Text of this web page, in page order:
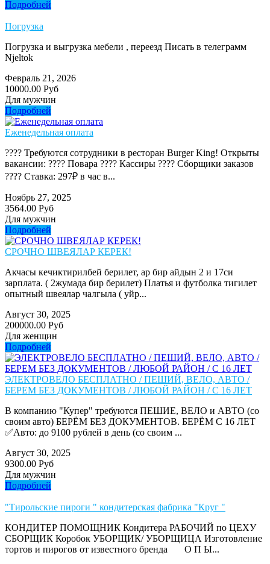
Подробней
Погрузка
Погрузка и выгрузка мебели , переезд Писать в телеграмм
Njeltok
Февраль 21, 2026
10000.00 Руб
Для мужчин
Подробней
Еженедельная оплата
???? Требуются сотрудники в ресторан Burger King! Открыты
вакансии: ???? Повара ???? Кассиры ???? Сборщики заказов
???? Ставка: 297₽ в час в...
Ноябрь 27, 2025
3564.00 Руб
Для мужчин
Подробней
СРОЧНО ШВЕЯЛАР КЕРЕК!
Акчасы кечиктирилбей берилет, ар бир айдын 2 и 17си
зарплата. ( 2жумада бир берилет) Платья и футболка тигилет
опытный швеялар чалгыла ( уйр...
Август 30, 2025
200000.00 Руб
Для женщин
Подробней
ЭЛЕКТРОВЕЛО БЕСПЛАТНО / ПЕШИЙ, ВЕЛО, АВТО /
БЕРЕМ БЕЗ ДОКУМЕНТОВ / ЛЮБОЙ РАЙОН / С 16 ЛЕТ
В компанию "Купер" требуются ПЕШИЕ, ВЕЛО и АВТО (со
своим авто) БЕРЁМ БЕЗ ДОКУМЕНТОВ. БЕРЁМ С 16 ЛЕТ
✅Авто: до 9100 рублей в день (со своим ...
Август 30, 2025
9300.00 Руб
Для мужчин
Подробней
"Тирольские пироги " кондитерская фабрика "Круг "
КОНДИТЕР ПОМОЩНИК Кондитера РАБОЧИЙ по ЦЕХУ
СБОРЩИК Коробок УБОРЩИК/ УБОРЩИЦА Изготовление
тортов и пирогов от известного бренда О П Ы...